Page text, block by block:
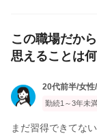
この職場だか
思えることは
20代前半/女性
勤続1～3年未
まだ習得できてな